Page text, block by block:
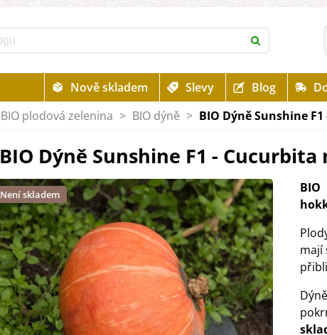
Nově skladem Slevy Blog
BIO plodová zelenina > BIO dýně > BIO Dýně Sunshine
BIO Dýně Sunshine F1 -
Není skladem
mají